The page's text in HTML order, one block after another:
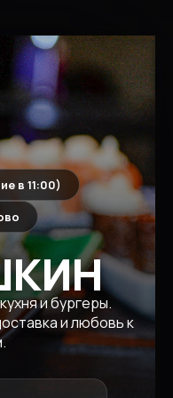
в 11:00)
и бургеры.
и любовь к